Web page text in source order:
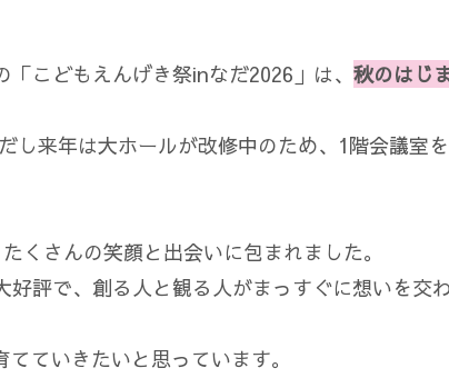
こどもえんげき祭inなだ2026」は、 秋のはじ
し来年は大ホールが改修中のため、1階会議室
くさんの笑顔と出会いに包まれました。
評で、創る人と観る人がまっすぐに想いを交
ていきたいと思っています。